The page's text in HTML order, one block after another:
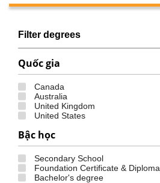
Filter degrees
Quốc gia
Canada
Australia
United Kingdom
United States
Bậc học
Secondary School
Foundation Certificate & Diploma
Bachelor's degree